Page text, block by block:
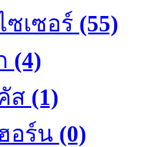
ซเซอร์ (55)
(4)
ส (1)
อร์น (0)